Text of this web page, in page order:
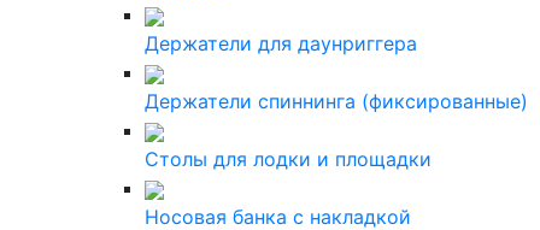
Держатели для даунриггера
Держатели спиннинга (фиксированные)
Столы для лодки и площадки
Носовая банка с накладкой